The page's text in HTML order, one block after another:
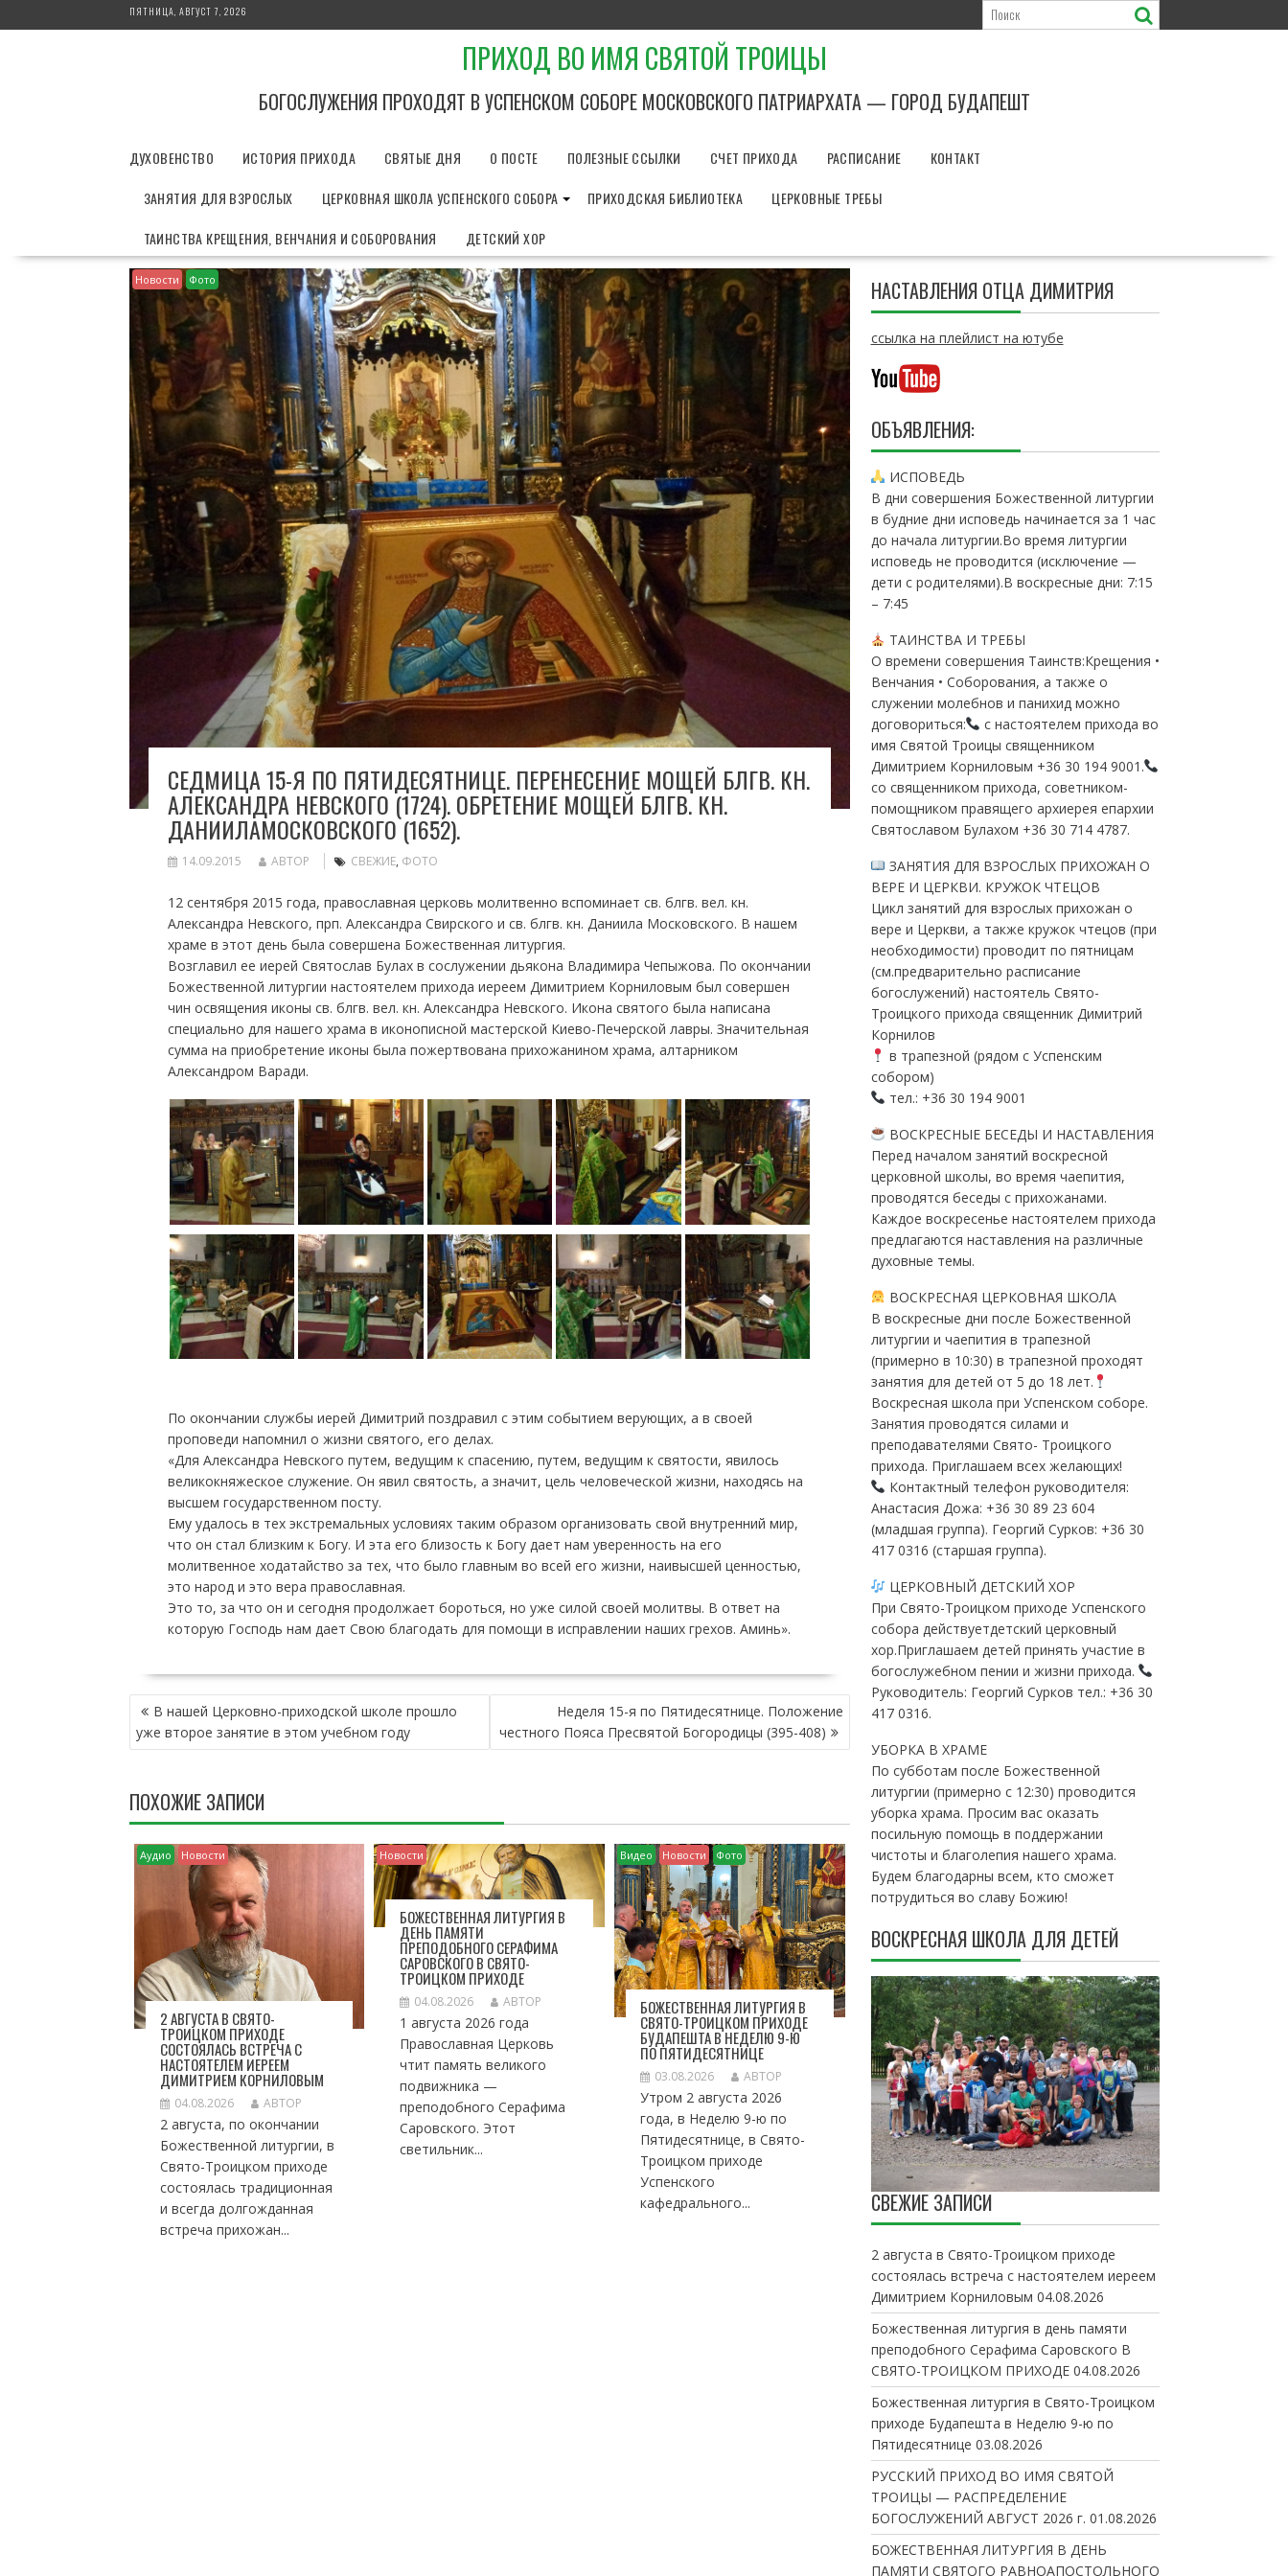
е
ПЯТНИЦА, АВГУСТ 7, 2026
ПРИХОД ВО ИМЯ СВЯТОЙ ТРОИЦЫ
БОГОСЛУЖЕНИЯ ПРОХОДЯТ В УСПЕНСКОМ СОБОРЕ МОСКОВСКОГО ПАТРИАРХАТА — ГОРОД БУДАПЕШТ
ДУХОВЕНСТВО ИСТОРИЯ ПРИХОДА СВЯТЫЕ ДНЯ О ПОСТЕ ПОЛЕЗНЫЕ ССЫЛКИ СЧЕТ ПРИХОДА РАСПИСАНИЕ
КОНТАКТ
ЗАНЯТИЯ ДЛЯ ВЗРОСЛЫХ
ЦЕРКОВНАЯ ШКОЛА УСПЕНСКОГО СОБОРА ПРИХОДСКАЯ БИБЛИОТЕКА
ЦЕРКОВНЫЕ ТРЕБЫ
ТАИНСТВА КРЕЩЕНИЯ, ВЕНЧАНИЯ И СОБОРОВАНИЯ
ДЕТСКИЙ ХОР
Новости Фото
СЕДМИЦА 15-Я ПО ПЯТИДЕСЯТНИЦЕ. ПЕРЕНЕСЕНИЕ МОЩЕЙ БЛГВ. КН.
АЛЕКСАНДРА НЕВСКОГО (1724). ОБРЕТЕНИЕ МОЩЕЙ БЛГВ. КН.
ДАНИИЛАМОСКОВСКОГО (1652).
14.09.2015 АВТОР СВЕЖИЕ, ФОТО
12 сентября 2015 года, православная церковь молитвенно вспоминает св. блгв. вел. кн.
Александра Невского, прп. Александра Свирского и св. блгв. кн. Даниила Московского. В нашем
храме в этот день была совершена Божественная литургия.
Возглавил ее иерей Святослав Булах в сослужении дьякона Владимира Чепыжова. По окончании
Божественной литургии настоятелем прихода иереем Димитрием Корниловым был совершен
чин освящения иконы св. блгв. вел. кн. Александра Невского. Икона святого была написана
специально для нашего храма в иконописной мастерской Киево-Печерской лавры. Значительная
сумма на приобретение иконы была пожертвована прихожанином храма, алтарником
Александром Варади.
По окончании службы иерей Димитрий поздравил с этим событием верующих, а в своей
проповеди напомнил о жизни святого, его делах.
«Для Александра Невского путем, ведущим к спасению, путем, ведущим к святости, явилось
великокняжеское служение. Он явил святость, а значит, цель человеческой жизни, находясь на
высшем государственном посту.
Ему удалось в тех экстремальных условиях таким образом организовать свой внутренний мир,
что он стал близким к Богу. И эта его близость к Богу дает нам уверенность на его
молитвенное ходатайство за тех, что было главным во всей его жизни, наивысшей ценностью,
это народ и это вера православная.
Это то, за что он и сегодня продолжает бороться, но уже силой своей молитвы. В ответ на
которую Господь нам дает Свою благодать для помощи в исправлении наших грехов. Аминь».
Н
А
В
Г
А
Ц
И
Я
О
П
И
С
В нашей Церковно-приходской школе прошло
уже второе занятие в этом учебном году
Неделя 15-я по Пятидесятнице. Положение
честного Пояса Пресвятой Богородицы (395-408)
ПОХОЖИЕ ЗАПИСИ
Аудио Новости
2 АВГУСТА В СВЯТО-
ТРОИЦКОМ ПРИХОДЕ
СОСТОЯЛАСЬ ВСТРЕЧА С
НАСТОЯТЕЛЕМ ИЕРЕЕМ
ДИМИТРИЕМ КОРНИЛОВЫМ
04.08.2026 АВТОР
2 августа, по окончании
Божественной литургии, в
Свято-Троицком приходе
состоялась традиционная
и всегда долгожданная
встреча прихожан...
Новости
БОЖЕСТВЕННАЯ ЛИТУРГИЯ В
ДЕНЬ ПАМЯТИ
ПРЕПОДОБНОГО СЕРАФИМА
САРОВСКОГО В СВЯТО-
ТРОИЦКОМ ПРИХОДЕ
04.08.2026 АВТОР
1 августа 2026 года
Православная Церковь
чтит память великого
подвижника —
преподобного Серафима
Саровского. Этот
светильник...
Видео Новости Фото
БОЖЕСТВЕННАЯ ЛИТУРГИЯ В
СВЯТО-ТРОИЦКОМ ПРИХОДЕ
БУДАПЕШТА В НЕДЕЛЮ 9-Ю
ПО ПЯТИДЕСЯТНИЦЕ
03.08.2026 АВТОР
Утром 2 августа 2026
года, в Неделю 9-ю по
Пятидесятнице, в Свято-
Троицком приходе
Успенского
кафедрального...
НАСТАВЛЕНИЯ ОТЦА ДИМИТРИЯ
ссылка на плейлист на ютубе
ОБЪЯВЛЕНИЯ:
ИСПОВЕДЬ
В дни совершения Божественной литургии
в будние дни исповедь начинается за 1 час
до начала литургии.Во время литургии
исповедь не проводится (исключение —
дети с родителями).В воскресные дни: 7:15
– 7:45
ТАИНСТВА И ТРЕБЫ
О времени совершения Таинств:Крещения •
Венчания • Соборования, а также о
служении молебнов и панихид можно
договориться:
с настоятелем прихода во
имя Святой Троицы священником
Димитрием Корниловым +36 30 194 9001.
со священником прихода, советником-
помощником правящего архиерея епархии
Святославом Булахом +36 30 714 4787.
ЗАНЯТИЯ ДЛЯ ВЗРОСЛЫХ ПРИХОЖАН О
ВЕРЕ И ЦЕРКВИ. КРУЖОК ЧТЕЦОВ
Цикл занятий для взрослых прихожан о
вере и Церкви, а также кружок чтецов (при
необходимости) проводит по пятницам
(см.предварительно расписание
богослужений) настоятель Свято-
Троицкого прихода священник Димитрий
Корнилов
в трапезной (рядом с Успенским
собором)
тел.: +36 30 194 9001
ВОСКРЕСНЫЕ БЕСЕДЫ И НАСТАВЛЕНИЯ
Перед началом занятий воскресной
церковной школы, во время чаепития,
проводятся беседы с прихожанами.
Каждое воскресенье настоятелем прихода
предлагаются наставления на различные
духовные темы.
ВОСКРЕСНАЯ ЦЕРКОВНАЯ ШКОЛА
В воскресные дни после Божественной
литургии и чаепития в трапезной
(примерно в 10:30) в трапезной проходят
занятия для детей от 5 до 18 лет.
Воскресная школа при Успенском соборе.
Занятия проводятся силами и
преподавателями Свято- Троицкого
прихода. Приглашаем всех желающих!
Контактный телефон руководителя:
Анастасия Дожа: +36 30 89 23 604
(младшая группа). Георгий Сурков: +36 30
417 0316 (старшая группа).
ЦЕРКОВНЫЙ ДЕТСКИЙ ХОР
При Свято-Троицком приходе Успенского
собора действуетдетский церковный
хор.Приглашаем детей принять участие в
богослужебном пении и жизни прихода.
Руководитель: Георгий Сурков тел.: +36 30
417 0316.
УБОРКА В ХРАМЕ
По субботам после Божественной
литургии (примерно с 12:30) проводится
уборка храма. Просим вас оказать
посильную помощь в поддержании
чистоты и благолепия нашего храма.
Будем благодарны всем, кто сможет
потрудиться во славу Божию!
ВОСКРЕСНАЯ ШКОЛА ДЛЯ ДЕТЕЙ
СВЕЖИЕ ЗАПИСИ
2 августа в Свято-Троицком приходе
состоялась встреча с настоятелем иереем
Димитрием Корниловым 04.08.2026
Божественная литургия в день памяти
преподобного Серафима Саровского В
СВЯТО-ТРОИЦКОМ ПРИХОДЕ 04.08.2026
Божественная литургия в Свято-Троицком
приходе Будапешта в Неделю 9-ю по
Пятидесятнице 03.08.2026
РУССКИЙ ПРИХОД ВО ИМЯ СВЯТОЙ
ТРОИЦЫ — РАСПРЕДЕЛЕНИЕ
БОГОСЛУЖЕНИЙ АВГУСТ 2026 г. 01.08.2026
БОЖЕСТВЕННАЯ ЛИТУРГИЯ В ДЕНЬ
ПАМЯТИ СВЯТОГО РАВНОАПОСТОЛЬНОГО